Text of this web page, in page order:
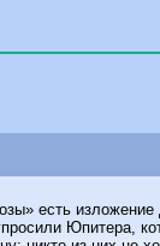
есть изложение
Юпитера,